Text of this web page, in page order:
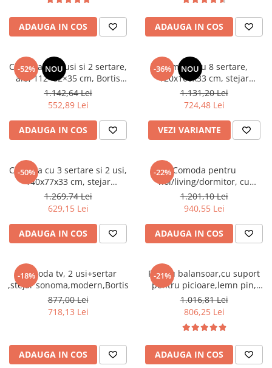
Scaune living/dining
Set mobilier Living
Seturi masa +scaune dining
Tabureti
Bucatarie
Suporturi si tavi
Chiuvete bucatarie
Mobilier/seturi de bucatarie
Scaune bucatarie
Scaune din lemn
Comode
Dulapuri haine si Sifoniere
Masute de toaleta
Noptiere dormitor
promo)
Paturi de 1 persoana
ADAUGA IN COS ADAUGA IN COS
-52% NOU
Comoda cu 3 usi si 2 sertare,
alb, 112×82×35 cm, Bortis
Impex
1.142,64 Lei
552,89 Lei
ADAUGA IN COS
-36% NOU
Comoda cu 8 sertare,
120x100x33 cm, stejar
sonoma/alb, pentru hol,
living, dormitor, birou, Bortis
Impex
1.131,20 Lei
724,48 Lei
VEZI VARIANTE
-50%
Comoda cu 3 sertare si 2 usi,
140x77x33 cm, stejar
sonoma/alb, Bortis impex
1.269,74 Lei
629,15 Lei
ADAUGA IN COS
-22%Comoda pentru
hol/living/dormitor, cu
sertare, stejar
sonoma,123x85x34 cm,Bortis
Impex
1.201,10 Lei
940,55 Lei
ADAUGA IN COS
-18%
Comoda tv, 2 usi+sertar
,stejar sonoma,modern,Bortis
877,00 Lei
718,13 Lei
ADAUGA IN COS
-21%
Fotoliu balansoar,cu suport
pentru picioare,lemn pin,
stofa/textil alb/crem ,cu
perna,Bortis
1.016,81 Lei
806,25 Lei
ADAUGA IN COS